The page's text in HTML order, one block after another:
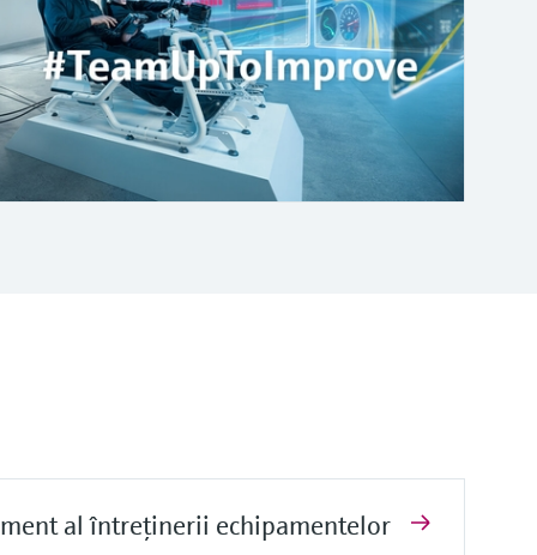
al întreţinerii echipamentelor